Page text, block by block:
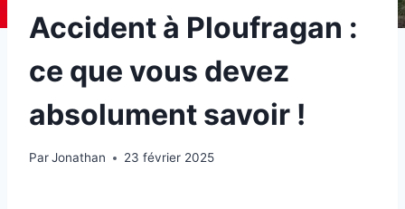
Accident à Ploufragan :
ce que vous devez
absolument savoir !
ParJonathan 23 février 2025